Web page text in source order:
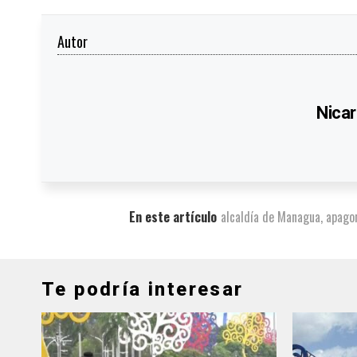
Autor
En este artículo alcaldía de Managua,
Te podría interesar